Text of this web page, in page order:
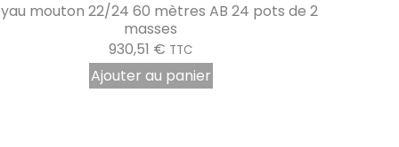
Boyaux de mouton 24/26 par 2 seaux de 30
masses
1405,26€ TTC
Ajouter au panier